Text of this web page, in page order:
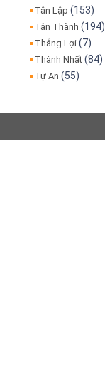
Tân Lập (153)
Tân Thành (194)
Thắng Lợi (7)
Thành Nhất (84)
Tự An (55)